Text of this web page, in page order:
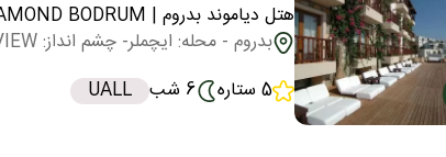
هتل دیاموند بدروم | HOTEL DIAMOND BODRUM
بدروم - محله: ایچملر- چشم انداز: LAND VIEW
5 ستاره
6 شب UALL